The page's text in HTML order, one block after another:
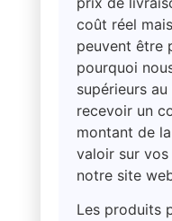
coût réel
peuvent être
pourquoi
supérieurs
recevoir un
montant de
valoir sur
notre site
Les produits